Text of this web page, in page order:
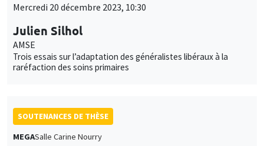
Mercredi 20 décembre 2023, 10:30
Julien Silhol
AMSE
Trois essais sur l’adaptation des généralistes libéraux à la
raréfaction des soins primaires
SOUTENANCES DE THÈSE
MEGASalle Carine Nourry